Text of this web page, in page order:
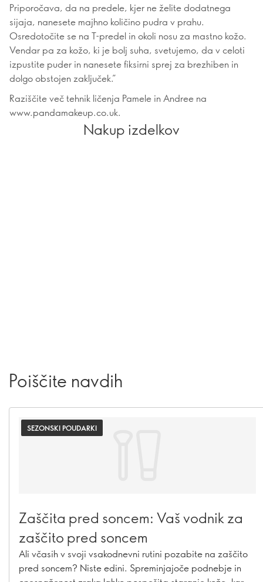
Priporočava, da na predele, kjer ne želite dodatnega
sijaja, nanesete majhno količino pudra v prahu.
Osredotočite se na T-predel in okoli nosu za mastno kožo.
Vendar pa za kožo, ki je bolj suha, svetujemo, da v celoti
izpustite puder in nanesete fiksirni sprej za brezhiben in
dolgo obstojen zaključek.”
Raziščite več tehnik ličenja Pamele in Andree na
www.pandamakeup.co.uk.
Nakup izdelkov
Poiščite navdih
SEZONSKI POUDARKI
Zaščita pred soncem: Vaš vodnik za
zaščito pred soncem
Ali včasih v svoji vsakodnevni rutini pozabite na zaščito
pred soncem? Niste edini. Spreminjajoče podnebje in